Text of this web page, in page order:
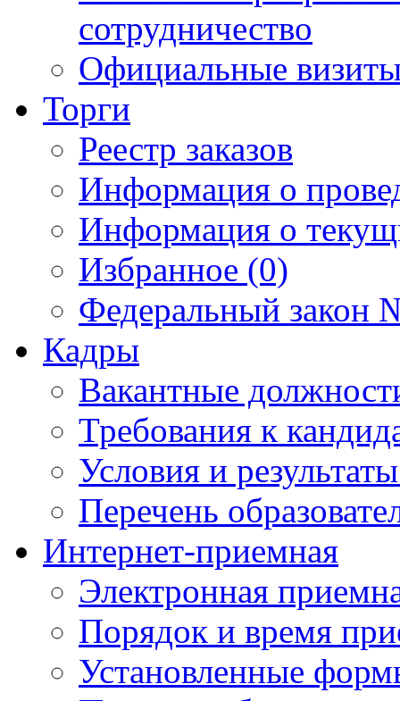
сотрудничество
Официальные
Торги
Реестр заказов
Информация о
Информация о
Избранное (0)
Федеральный закон
Кадры
Вакантные
Требования к
Условия и
Перечень
Интернет-приемная
Электронная
Порядок и время
Установленные